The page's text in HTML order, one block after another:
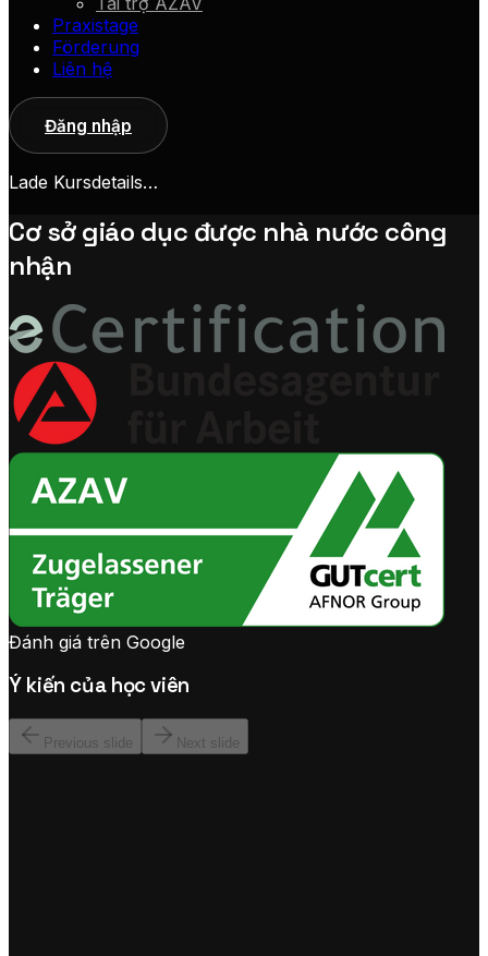
Praxistage
Förderung
Liên hệ
Đăng nhập
Lade Kursdetails…
Cơ sở giáo dục được nhà nước công
nhận
Đánh giá trên Google
Ý kiến của học viên
Previous slide Next slide